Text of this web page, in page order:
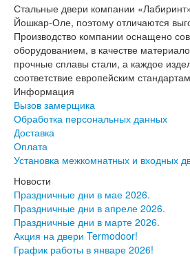
Стальные двери компании
Йошкар-Оле, поэтому отличаются
Производство компании оснащено
оборудованием, в качестве
прочные сплавы стали, а каждое
соответствие европейским
Информация
Вызов замерщика
Обработка персональных данных
Доставка
Оплата
Установка межкомнатных и входных
Новости
Праздничные дни в мае 2026.
Праздничные дни в апреле 2026.
Праздничные дни в марте 2026.
Акция на двери Termodoor!
График работы в январе 2026!